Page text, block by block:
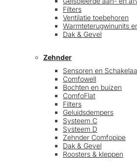
Filters
Ventilatie toebehoren
Warmteterugwinunits
Dak & Gevel
Zehnder
Sensoren en
Comfowell
Bochten en buizen
ComfoFlat
Filters
Geluidsdempers
Systeem C
Systeem D
Zehnder Comfopipe
Dak & Gevel
Roosters & kleppen